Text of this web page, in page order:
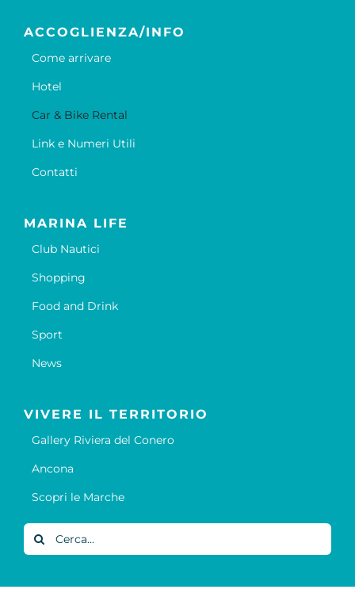
ACCOGLIENZA/INFO
Come arrivare
Hotel
Car & Bike Rental
Link e Numeri Utili
Contatti
MARINA LIFE
Club Nautici
Shopping
Food and Drink
Sport
News
VIVERE IL TERRITORIO
Gallery Riviera del Conero
Ancona
Scopri le Marche
Cerca
per: